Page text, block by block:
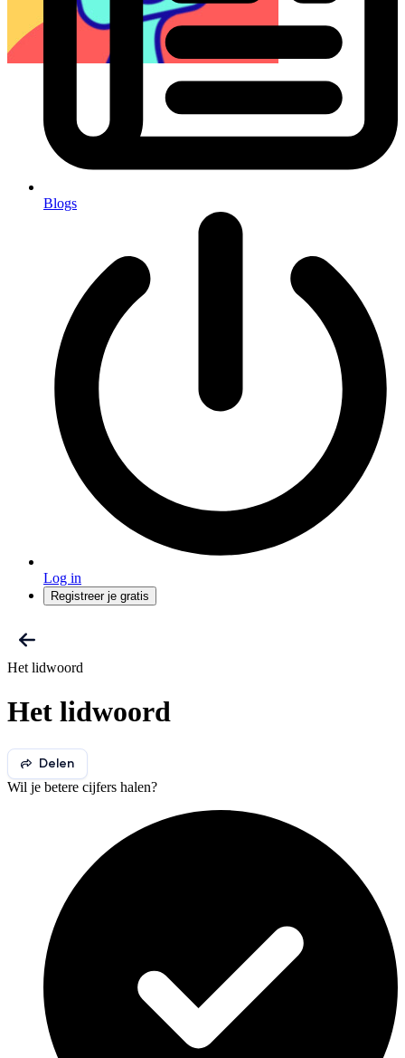
Blogs
Log in
Registreer je gratis
Het lidwoord
Het lidwoord
Delen
Wil je betere cijfers halen?